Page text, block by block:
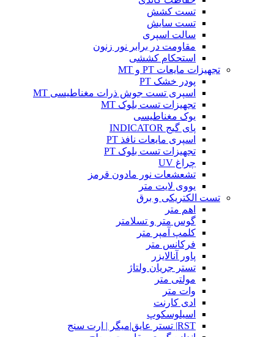
تست کشش
تست سایش
سالت اسپری
مقاومت در برابر نور زنون
استحکام کششی
تجهیزات مایعات PT و MT
پودر خشک PT
اسپری تست جوش ذرات مغناطیسی MT
تجهیزات تست بلوک MT
یوک مغناطیسی
پای گیج INDICATOR
اسپری مایعات نافذ PT
تجهیزات تست بلوک PT
چراغ UV
تشعشعات نور مادون قرمز
یووی لایت متر
تست الکتریکی و برق
اهم متر
گوس متر و تسلامتر
کلمپ آمپر متر
فرکانس متر
پاور آنالایزر
تستر جریان ولتاژ
مولتی متر
وات متر
ادی کارنت
اسیلوسکوپ
RST| تستر عایق|میگر | ارت سنج